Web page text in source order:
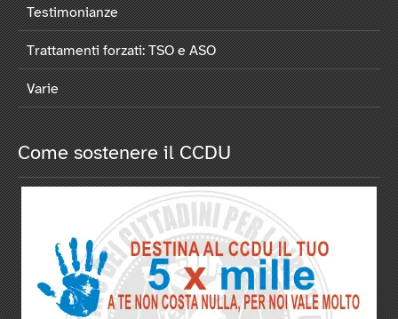
Testimonianze
Trattamenti forzati: TSO e ASO
Varie
Come sostenere il CCDU